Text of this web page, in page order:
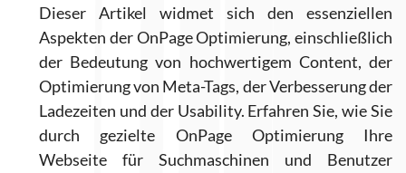
Dieser Artikel widmet sich den essenziellen
Aspekten der OnPage Optimierung, einschließlich
der Bedeutung von hochwertigem Content, der
Optimierung von Meta-Tags, der Verbesserung der
Ladezeiten und der Usability. Erfahren Sie, wie Sie
durch gezielte OnPage Optimierung Ihre
Webseite für Suchmaschinen und Benutzer